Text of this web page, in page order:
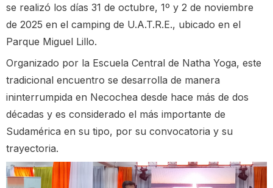
se realizó los días 31 de octubre, 1º y 2 de noviembre
de 2025 en el camping de U.A.T.R.E., ubicado en el
Parque Miguel Lillo.
Organizado por la Escuela Central de Natha Yoga, este
tradicional encuentro se desarrolla de manera
ininterrumpida en Necochea desde hace más de dos
décadas y es considerado el más importante de
Sudamérica en su tipo, por su convocatoria y su
trayectoria.